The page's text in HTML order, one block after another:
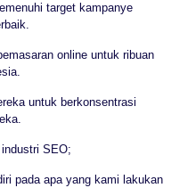
target kampanye
online untuk ribuan
untuk berkonsentrasi
SEO;
pada apa yang kami lakukan